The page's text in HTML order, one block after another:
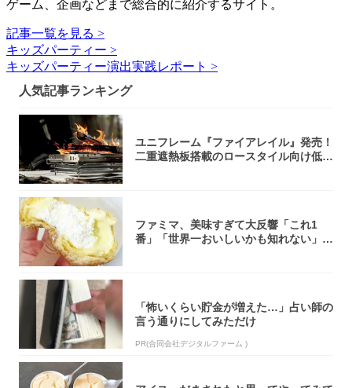
ゲーム、企画などまで総合的に紹介するサイト。
記事一覧を見る >
キッズパーティー >
キッズパーティー演出実践レポート >
人気記事ランキング
ユニフレーム『ファイアレイル』発売！
二重遮熱板搭載のロースタイル向け低型
ファミマ、美味すぎて大反響「これ1
番」「世界一おいしいかも知れない」
「怖いくらい貯金が増えた…」占い師の
言う通りにしてみただけ
PR(合同会社デジタルファーム )